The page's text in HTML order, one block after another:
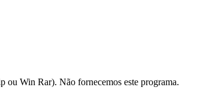
Win Rar). Não fornecemos este programa.